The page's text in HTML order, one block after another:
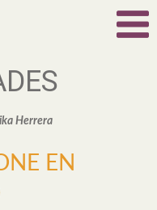
Herrera
EN